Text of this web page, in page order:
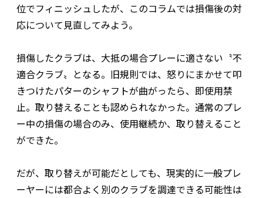
位でフィニッシュしたが、このコラムでは損傷後の対
応について見直してみよう。
損傷したクラブは、大抵の場合プレーに適さない〝不
適合クラブ〟となる。旧規則では、怒りにまかせて叩
きつけたパターのシャフトが曲がったら、即使用禁
止。取り替えることも認められなかった。通常のプレ
ー中の損傷の場合のみ、使用継続か、取り替えること
ができた。
だが、取り替えが可能だとしても、現実的に一般プレ
ーヤーには都合よく別のクラブを調達できる可能性は